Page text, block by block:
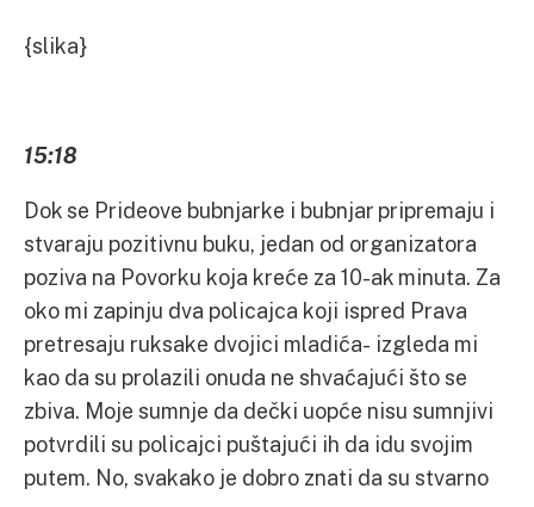
{slika}
15:18
Dok se Prideove bubnjarke i bubnjar pripremaju i
stvaraju pozitivnu buku, jedan od organizatora
poziva na Povorku koja kreće za 10-ak minuta. Za
oko mi zapinju dva policajca koji ispred Prava
pretresaju ruksake dvojici mladića- izgleda mi
kao da su prolazili onuda ne shvaćajući što se
zbiva. Moje sumnje da dečki uopće nisu sumnjivi
potvrdili su policajci puštajući ih da idu svojim
putem. No, svakako je dobro znati da su stvarno